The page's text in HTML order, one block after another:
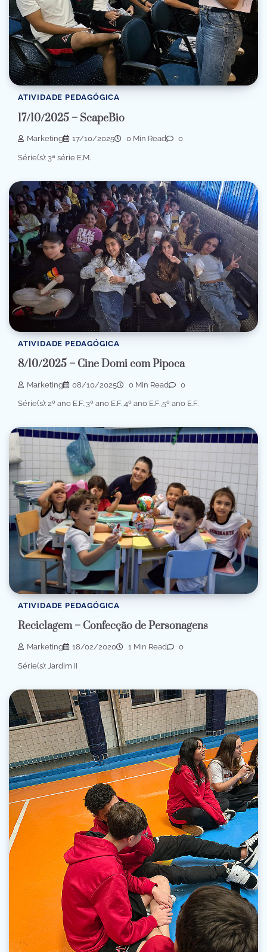
ATIVIDADE PEDAGÓGICA
17/10/2025 – ScapeBio
Marketing 17/10/2025 0 Min Read 0
Série(s): 3ª série E.M.
ATIVIDADE PEDAGÓGICA
8/10/2025 – Cine Domi com Pipoca
Marketing 08/10/2025 0 Min Read 0
Série(s): 2º ano E.F.,3º ano E.F.,4º ano E.F.,5º ano E.F.
ATIVIDADE PEDAGÓGICA
Reciclagem – Confecção de Personagens
Marketing 18/02/2020 1 Min Read 0
Série(s): Jardim II